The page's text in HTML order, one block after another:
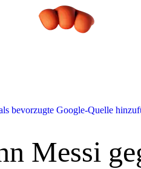
bevorzugte Google-Quelle
Messi